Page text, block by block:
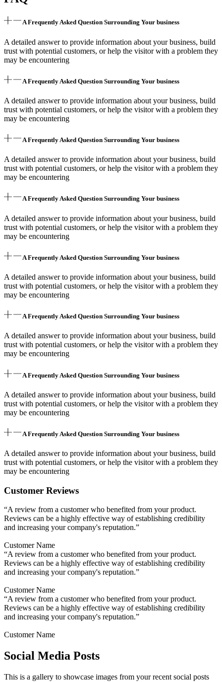
A Frequently Asked Question Surrounding Your business
A detailed answer to provide information about your business, build
trust with potential customers, or help the visitor with a problem they
may be encountering
A Frequently Asked Question Surrounding Your business
A detailed answer to provide information about your business, build
trust with potential customers, or help the visitor with a problem they
may be encountering
A Frequently Asked Question Surrounding Your business
A detailed answer to provide information about your business, build
trust with potential customers, or help the visitor with a problem they
may be encountering
A Frequently Asked Question Surrounding Your business
A detailed answer to provide information about your business, build
trust with potential customers, or help the visitor with a problem they
may be encountering
A Frequently Asked Question Surrounding Your business
A detailed answer to provide information about your business, build
trust with potential customers, or help the visitor with a problem they
may be encountering
A Frequently Asked Question Surrounding Your business
A detailed answer to provide information about your business, build
trust with potential customers, or help the visitor with a problem they
may be encountering
A Frequently Asked Question Surrounding Your business
A detailed answer to provide information about your business, build
trust with potential customers, or help the visitor with a problem they
may be encountering
A Frequently Asked Question Surrounding Your business
A detailed answer to provide information about your business, build
trust with potential customers, or help the visitor with a problem they
may be encountering
Customer Reviews
“A review from a customer who benefited from your product.
Reviews can be a highly effective way of establishing credibility
and increasing your company's reputation.”
Customer Name
“A review from a customer who benefited from your product.
Reviews can be a highly effective way of establishing credibility
and increasing your company's reputation.”
Customer Name
“A review from a customer who benefited from your product.
Reviews can be a highly effective way of establishing credibility
and increasing your company's reputation.”
Customer Name
Social Media Posts
This is a gallery to showcase images from your recent social posts